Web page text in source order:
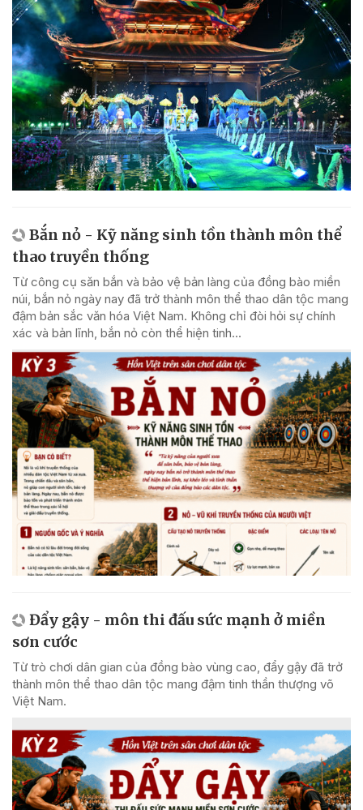
Bắn nỏ - Kỹ năng sinh tồn thành môn thể
thao truyền thống
Từ công cụ săn bắn và bảo vệ bản làng của đồng bào miền
núi, bắn nỏ ngày nay đã trở thành môn thể thao dân tộc mang
đậm bản sắc văn hóa Việt Nam. Không chỉ đòi hỏi sự chính
xác và bản lĩnh, bắn nỏ còn thể hiện tinh...
Đẩy gậy - môn thi đấu sức mạnh ở miền
sơn cước
Từ trò chơi dân gian của đồng bào vùng cao, đẩy gậy đã trở
thành môn thể thao dân tộc mang đậm tinh thần thượng võ
Việt Nam.